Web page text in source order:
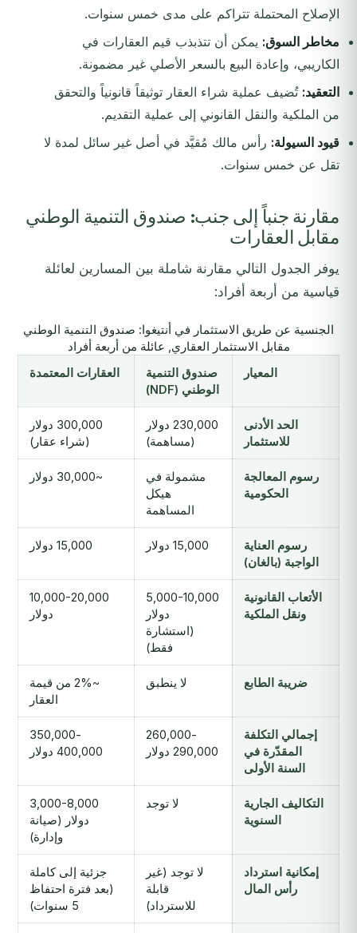
الإصلاح المحتملة تتراكم على مدى خمس سنوات.
مخاطر السوق: يمكن أن تتذبذب قيم العقارات في
الكاريبي، وإعادة البيع بالسعر الأصلي غير مضمونة.
التعقيد: تُضيف عملية شراء العقار توثيقاً قانونياً والتحقق
من الملكية والنقل القانوني إلى عملية التقديم.
قيود السيولة: رأس مالك مُقيَّد في أصل غير سائل لمدة لا
تقل عن خمس سنوات.
مقارنة جنباً إلى جنب: صندوق التنمية الوطني
مقابل العقارات
يوفر الجدول التالي مقارنة شاملة بين المسارين لعائلة
قياسية من أربعة أفراد:
الجنسية عن طريق الاستثمار في أنتيغوا: صندوق التنمية الوطني
مقابل الاستثمار العقاري, عائلة من أربعة أفراد
المعيار
صندوق التنمية
الوطني (NDF)
العقارات المعتمدة
الحد الأدنى
للاستثمار
230,000 دولار
(مساهمة)
300,000 دولار
(شراء عقار)
رسوم المعالجة
الحكومية
مشمولة في
هيكل
المساهمة
~30,000 دولار
رسوم العناية
الواجبة (بالغان)
15,000 دولار 15,000 دولار
الأتعاب القانونية
ونقل الملكية
5,000-10,000
دولار
(استشارة
فقط)
10,000-20,000
دولار
ضريبة الطابع لا ينطبق
~2% من قيمة
العقار
إجمالي التكلفة
المقدّرة في
السنة الأولى
260,000-
290,000 دولار
350,000-
400,000 دولار
التكاليف الجارية
السنوية
لا توجد
3,000-8,000
دولار (صيانة
وإدارة)
إمكانية استرداد
رأس المال
لا توجد (غير
قابلة
للاسترداد)
جزئية إلى كاملة
(بعد فترة احتفاظ
5 سنوات)